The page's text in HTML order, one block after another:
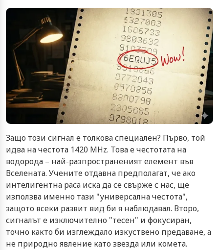
Защо този сигнал е толкова специален? Първо, той
идва на честота 1420 MHz. Това е честотата на
водорода – най-разпространеният елемент във
Вселената. Учените отдавна предполагат, че ако
интелигентна раса иска да се свърже с нас, ще
използва именно тази "универсална честота",
защото всеки развит вид би я наблюдавал. Второ,
сигналът е изключително "тесен" и фокусиран,
точно както би изглеждало изкуствено предаване, а
не природно явление като звезда или комета.